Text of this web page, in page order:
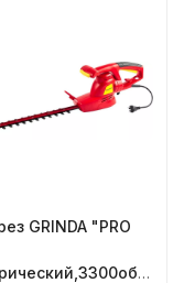
GRINDA "PRO